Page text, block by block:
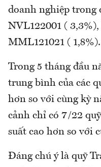
doanh nghiệp trong
NVL122001 (
MML121021 ( 1,8%).
Trong 5 tháng đầu
trung bình của các
hơn so với cùng kỳ
cảnh chỉ có 7/22
suất cao hơn so với
Đáng chú ý là quỹ